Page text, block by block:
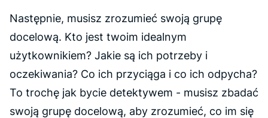
Następnie, musisz zrozumieć swoją grupę
docelową. Kto jest twoim idealnym
użytkownikiem? Jakie są ich potrzeby i
oczekiwania? Co ich przyciąga i co ich odpycha?
To trochę jak bycie detektywem - musisz zbadać
swoją grupę docelową, aby zrozumieć, co im się